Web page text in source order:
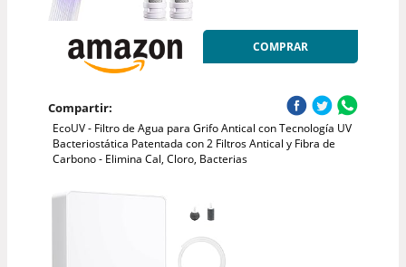
COMPRAR
Compartir:
EcoUV - Filtro de Agua para Grifo Antical con Tecnología UV
Bacteriostática Patentada con 2 Filtros Antical y Fibra de
Carbono - Elimina Cal, Cloro, Bacterias